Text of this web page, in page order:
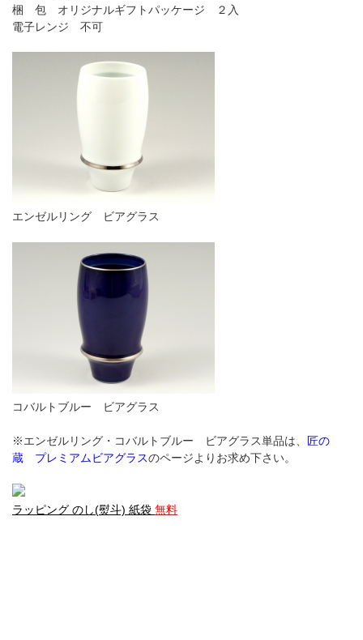
梱 包 オリジナルギフトパッケージ ２入
電子レンジ 不可
エンゼルリング ビアグラス
コバルトブルー ビアグラス
※エンゼルリング・コバルトブルー ビアグラス単品は、
匠の
蔵 プレミアムビアグラスのページよりお求め下さい。
ラッピング のし(熨斗) 紙袋 無料